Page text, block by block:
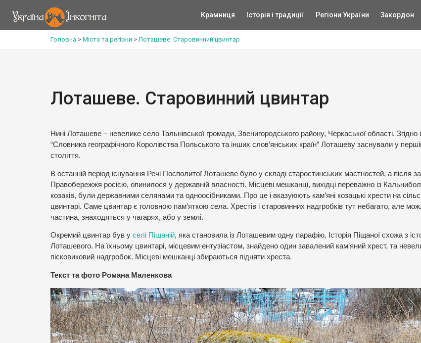
Крамниця Історія і традиції Регіони України Закордон
Головна > Міста та регіони >Лоташеве. Старовинний цвинтар
Лоташеве. Старовинний цвинтар
Нині Лоташеве – невелике село Тальнівської громади, Звенигородського району, Черкаської області. Згідно
“Словника географічного Королівства Польського та інших слов’янських країн” Лоташеву заснували у
століття.
В останній період існування Речі Посполитої Лоташеве було у складі старостинських маєтностей, а після
Правобережжя росією, опинилося у державній власності. Місцеві мешканці, вихідці переважно із
козаків, були державними селянами та одноосібниками. Про це і вказуюють кам’яні козацькі хрести на
цвинтарі. Саме цвинтар є головною пам’яткою села. Хрестів і старовинних надгробків тут небагато, але
частина, знаходяться у чагарях, або у землі.
Окремий цвинтар був у селі Піщаній, яка становила із Лоташевим одну парафію. Історія Піщаної схожа з
Лоташевого. На їхньому цвинтарі, місцевим ентузіастом, знайдено один завалений кам’яний хрест, та
пісковиковий надгробок. Місцеві мешканці збираються підняти хреста.
Текст та фото Романа Маленкова